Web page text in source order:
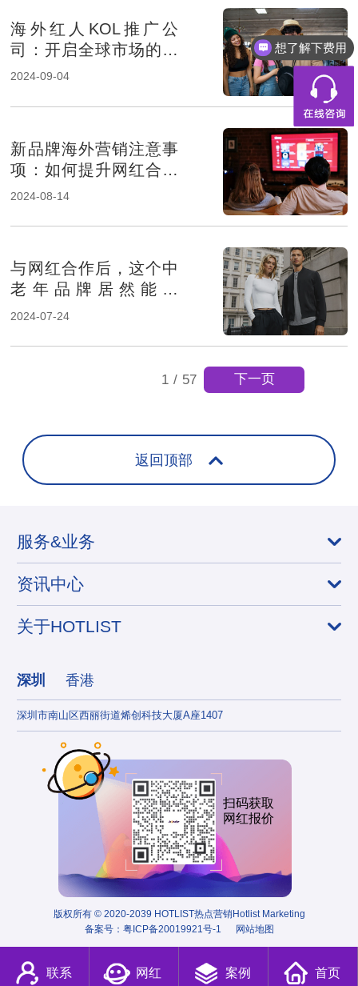
海外红人KOL推广公
司：开启全球市场的按
钮
2024-09-04
新品牌海外营销注意事
项：如何提升网红合作
成功率？
2024-08-14
与网红合作后，这个中
老年品牌居然能在
TikTok热卖
2024-07-24
1 / 57 下一页
返回顶部
服务&业务
资讯中心
关于HOTLIST
深圳 香港
深圳市南山区西丽街道烯创科技大厦A座1407
扫码获取
网红报价
版权所有 © 2020-2039 HOTLIST热点营销Hotlist Marketing
备案号： 粤ICP备20019921号-1 网站地图
联系 网红 案例 首页
想了解下费用